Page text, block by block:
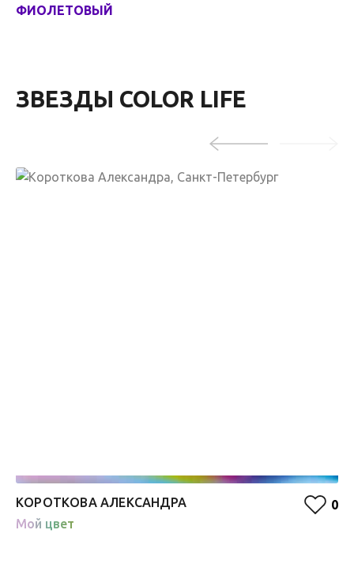
ФИОЛЕТОВЫЙ
ЗВЕЗДЫ COLOR LIFE
КОРОТКОВА АЛЕКСАНДРА
0
Мой цвет